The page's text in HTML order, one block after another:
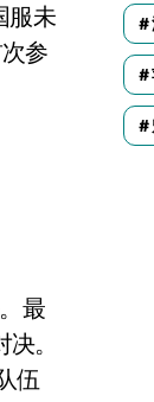
服未
参
最
。
伍